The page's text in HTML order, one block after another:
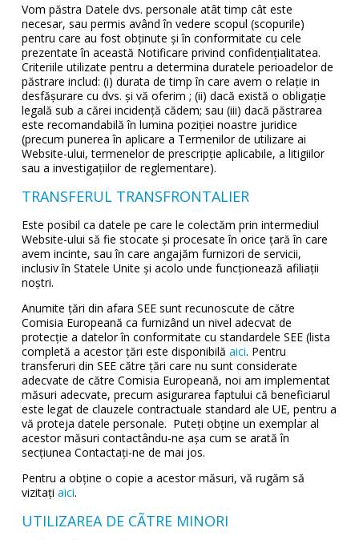
Vom păstra Datele dvs. personale atât timp cât este
necesar, sau permis având în vedere scopul (scopurile)
pentru care au fost obținute și în conformitate cu cele
prezentate în această Notificare privind confidențialitatea.
Criteriile utilizate pentru a determina duratele perioadelor de
păstrare includ: (i) durata de timp în care avem o relație in
desfăşurare cu dvs. și vă oferim ; (ii) dacă există o obligație
legală sub a cărei incidență cădem; sau (iii) dacă păstrarea
este recomandabilă în lumina poziției noastre juridice
(precum punerea în aplicare a Termenilor de utilizare ai
Website-ului, termenelor de prescripție aplicabile, a litigiilor
sau a investigațiilor de reglementare).
TRANSFERUL TRANSFRONTALIER
Este posibil ca datele pe care le colectăm prin intermediul
Website-ului să fie stocate și procesate în orice țară în care
avem incinte, sau în care angajăm furnizori de servicii,
inclusiv în Statele Unite și acolo unde funcționează afiliații
noștri.
Anumite țări din afara SEE sunt recunoscute de către
Comisia Europeană ca furnizând un nivel adecvat de
protecție a datelor în conformitate cu standardele SEE (lista
completă a acestor țări este disponibilăaici. Pentru
transferuri din SEE către țări care nu sunt considerate
adecvate de către Comisia Europeană, noi am implementat
măsuri adecvate, precum asigurarea faptului că beneficiarul
este legat de clauzele contractuale standard ale UE, pentru a
vă proteja datele personale. Puteți obține un exemplar al
acestor măsuri contactându-ne așa cum se arată în
secțiunea Contactați-ne de mai jos.
Pentru a obține o copie a acestor măsuri, vă rugăm să
vizitațiaici.
UTILIZAREA DE CÃTRE MINORI